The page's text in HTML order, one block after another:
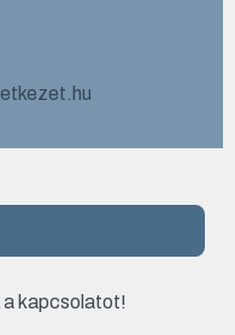
a kapcsolatot!